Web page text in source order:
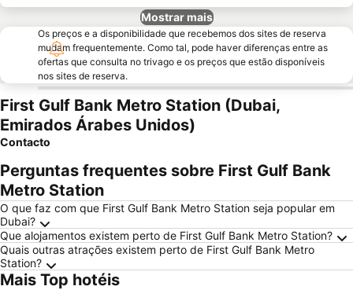
Mostrar mais
Os preços e a disponibilidade que recebemos dos sites de reserva
mudam frequentemente. Como tal, pode haver diferenças entre as
ofertas que consulta no trivago e os preços que estão disponíveis
nos sites de reserva.
First Gulf Bank Metro Station (Dubai,
Emirados Árabes Unidos)
Contacto
Perguntas frequentes sobre First Gulf Bank
Metro Station
O que faz com que First Gulf Bank Metro Station seja popular em
Dubai?
Que alojamentos existem perto de First Gulf Bank Metro Station?
Quais outras atrações existem perto de First Gulf Bank Metro
Station?
Mais Top hotéis